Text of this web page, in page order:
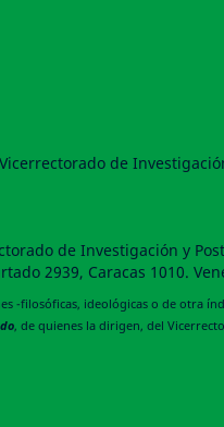
de
de Investigación y
2939, Caracas 1010.
-filosóficas, ideológicas o de otra
, de quienes la dirigen, del